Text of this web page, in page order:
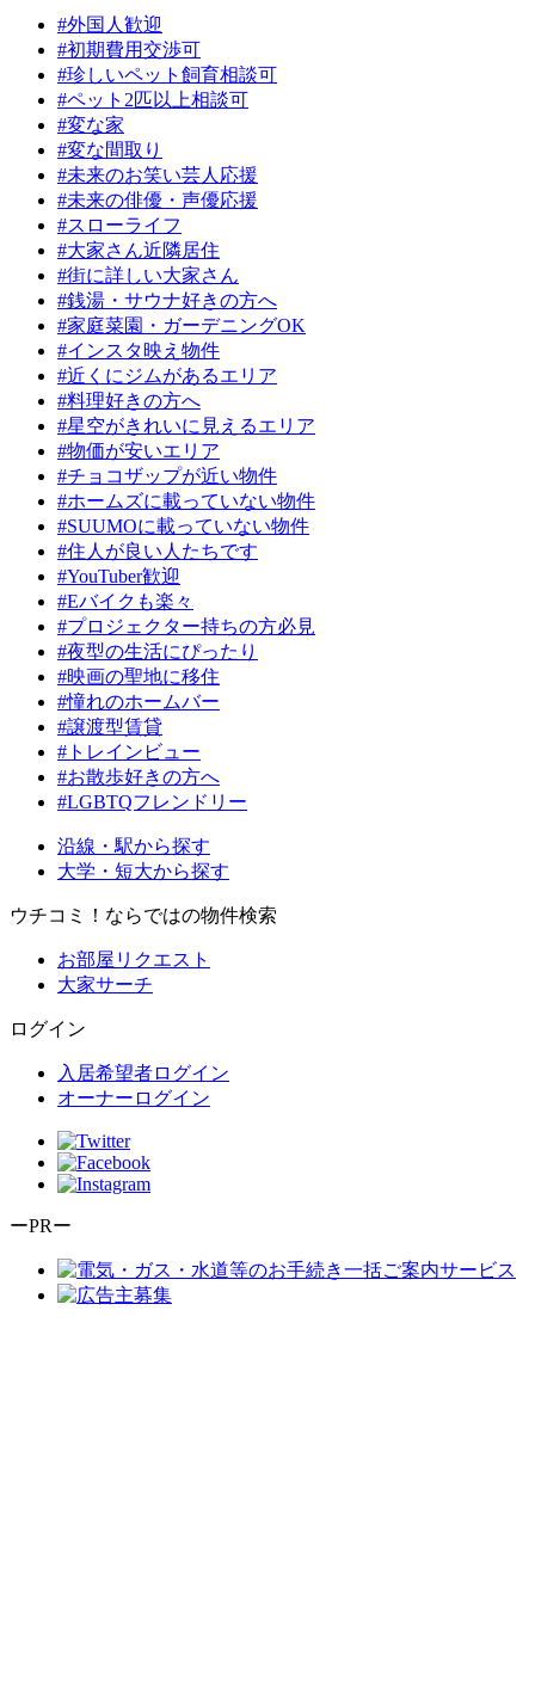
#外国人歓迎
#初期費用交渉可
#珍しいペット飼育相談可
#ペット2匹以上相談可
#変な家
#変な間取り
#未来のお笑い芸人応援
#未来の俳優・声優応援
#スローライフ
#大家さん近隣居住
#街に詳しい大家さん
#銭湯・サウナ好きの方へ
#家庭菜園・ガーデニングOK
#インスタ映え物件
#近くにジムがあるエリア
#料理好きの方へ
#星空がきれいに見えるエリア
#物価が安いエリア
#チョコザップが近い物件
#ホームズに載っていない物件
#SUUMOに載っていない物件
#住人が良い人たちです
#YouTuber歓迎
#Eバイクも楽々
#プロジェクター持ちの方必見
#夜型の生活にぴったり
#映画の聖地に移住
#憧れのホームバー
#譲渡型賃貸
#トレインビュー
#お散歩好きの方へ
#LGBTQフレンドリー
沿線・駅から探す
大学・短大から探す
ウチコミ！ならではの物件検索
お部屋リクエスト
大家サーチ
ログイン
入居希望者ログイン
オーナーログイン
ーPRー